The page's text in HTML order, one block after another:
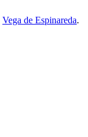
Vega de Espinareda.